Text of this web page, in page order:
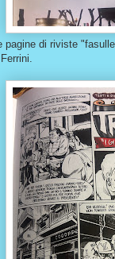
pagine di riviste